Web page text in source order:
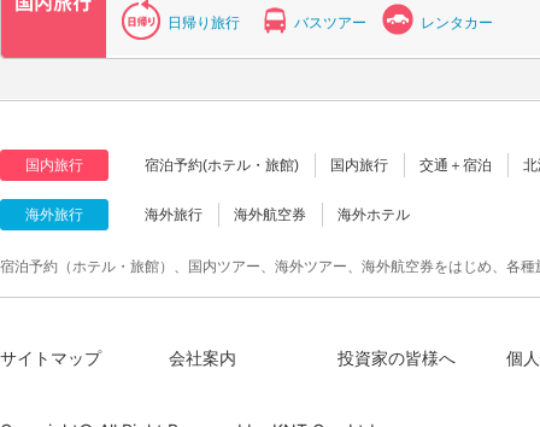
日帰り旅行 バスツアー レンタカー
国内旅行 宿泊予約(ホテル・旅館) 国内旅行 交通＋宿泊
海外旅行 海外旅行 海外航空券 海外ホテル
宿泊予約（ホテル・旅館）、国内ツアー、海外ツアー、海外航空券をはじめ、各
サイトマップ 会社案内 投資家の皆様へ 個